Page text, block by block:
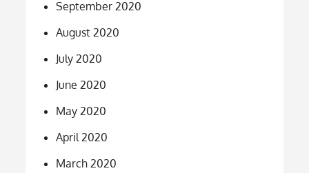
September 2020
August 2020
July 2020
June 2020
May 2020
April 2020
March 2020